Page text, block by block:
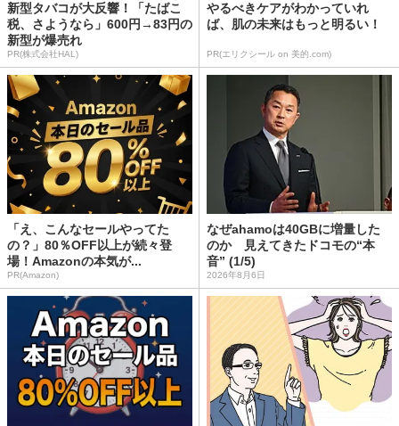
新型タバコが大反響！「たばこ
税、さようなら」600円→83円の
新型が爆売れ
PR(株式会社HAL)
やるべきケアがわかっていれ
ば、肌の未来はもっと明るい！
PR(エリクシール on 美的.com)
「え、こんなセールやってた
の？」80％OFF以上が続々登
場！Amazonの本気が...
PR(Amazon)
なぜahamoは40GBに増量した
のか 見えてきたドコモの“本
音” (1/5)
2026年8月6日